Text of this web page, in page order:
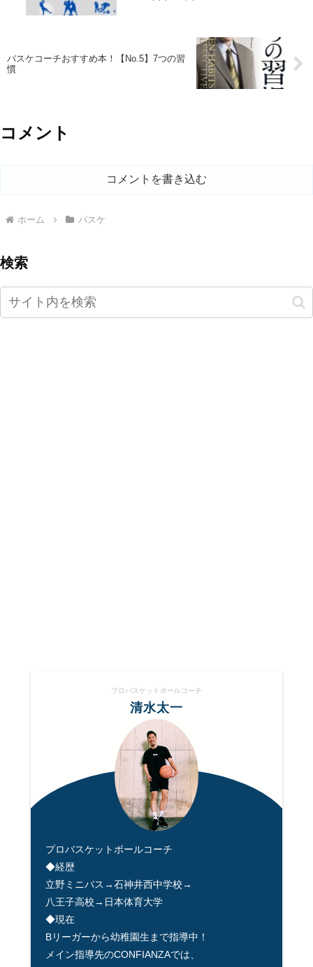
バスケコーチおすすめ本！【No.5】7つの習
慣
コメント
コメントを書き込む
ホーム バスケ
検索
プロバスケットボールコーチ
清水太一
プロバスケットボールコーチ
◆経歴
立野ミニバス→石神井西中学校→
八王子高校→日本体育大学
◆現在
Bリーガーから幼稚園生まで指導中！
メイン指導先のCONFIANZAでは、